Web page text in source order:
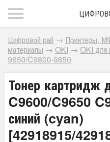
Цифровой рай → Принтеры,
материалы → OKI → OKI для
9650/C9800-9850
Тонер картридж
C9600/C9650
синий (cyan)
[42918915/